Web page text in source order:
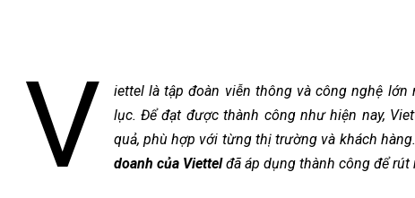
V
iettel là tập đoàn viễn thông và công nghệ
lục. Để đạt được thành công như hiện nay,
quả, phù hợp với từng thị trường và khách
doanh của Viettelđã áp dụng thành công để rút